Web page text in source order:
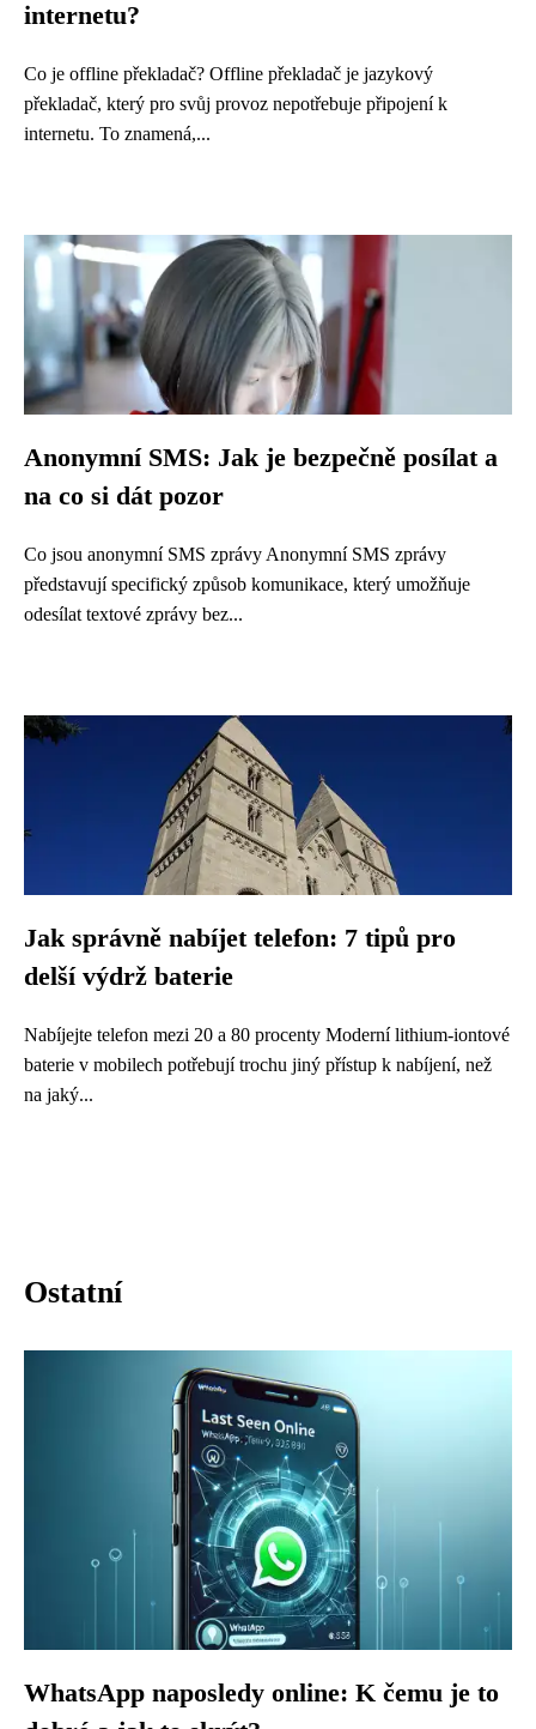
internetu?
Co je offline překladač? Offline překladač je jazykový
překladač, který pro svůj provoz nepotřebuje připojení k
internetu. To znamená,...
Anonymní SMS: Jak je bezpečně posílat a
na co si dát pozor
Co jsou anonymní SMS zprávy Anonymní SMS zprávy
představují specifický způsob komunikace, který umožňuje
odesílat textové zprávy bez...
Jak správně nabíjet telefon: 7 tipů pro
delší výdrž baterie
Nabíjejte telefon mezi 20 a 80 procenty Moderní lithium-iontové
baterie v mobilech potřebují trochu jiný přístup k nabíjení, než
na jaký...
Ostatní
WhatsApp naposledy online: K čemu je to